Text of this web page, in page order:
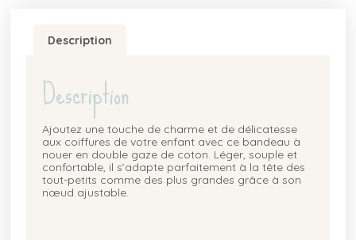
Description
Description
Ajoutez une touche de charme et de délicatesse
aux coiffures de votre enfant avec ce bandeau à
nouer en double gaze de coton. Léger, souple et
confortable, il s’adapte parfaitement à la tête des
tout-petits comme des plus grandes grâce à son
nœud ajustable.